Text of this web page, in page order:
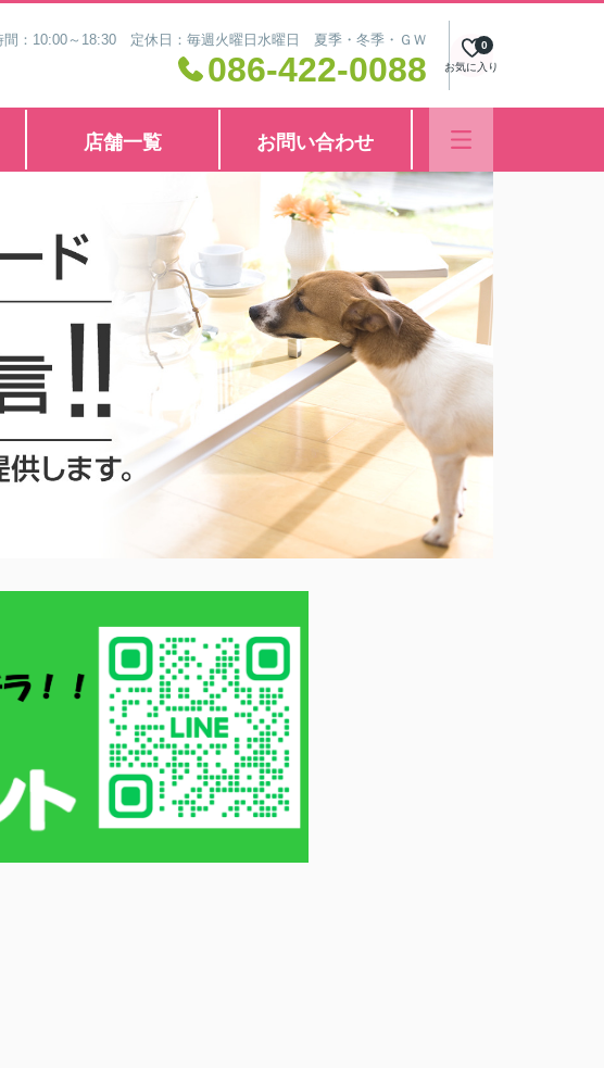
間：10:00～18:30 定休日：毎週火曜日水曜日 夏季・冬季・ＧＷ
086-422-0088 お気に入り
0
店舗一覧 お問い合わせ